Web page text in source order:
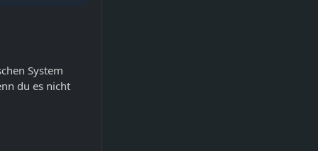
System
du es nicht